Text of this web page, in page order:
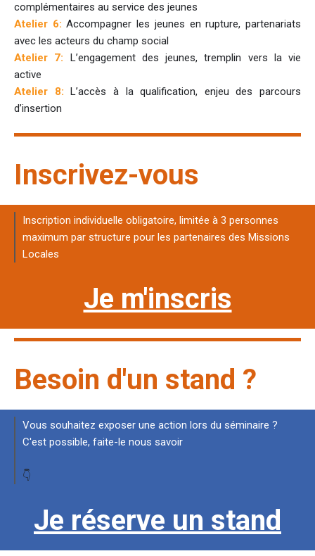
complémentaires au service des jeunes
Atelier 6: Accompagner les jeunes en rupture, partenariats
avec les acteurs du champ social
Atelier 7: L’engagement des jeunes, tremplin vers la vie
active
Atelier 8: L’accès à la qualification, enjeu des parcours
d’insertion
Inscrivez-vous
Inscription individuelle obligatoire, limitée à 3 personnes
maximum par structure pour les partenaires des Missions
Locales
Je m'inscris
Besoin d'un stand ?
Vous souhaitez exposer une action lors du séminaire ?
C'est possible, faite-le nous savoir
👇
Je réserve un stand